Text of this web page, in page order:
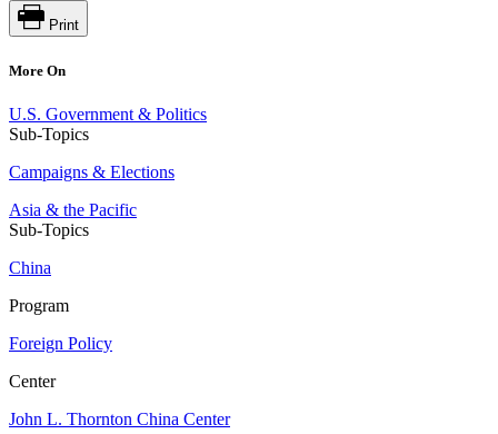
Print
More On
U.S. Government & Politics
Sub-Topics
Campaigns & Elections
Asia & the Pacific
Sub-Topics
China
Program
Foreign Policy
Center
John L. Thornton China Center